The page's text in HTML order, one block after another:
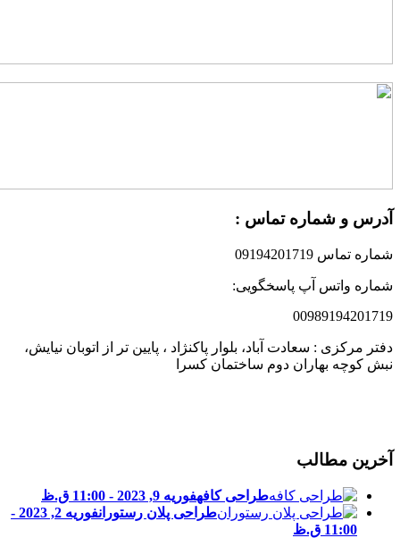
و شماره تماس :
تماس 09194201719
واتس آپ پاسخگویی:
مرکزی : سعادت آباد، بلوار پاکنژاد ، پایین تر از اتوبان نیایش،
کوچه بهاران دوم ساختمان کسرا
مطالب
طراحی کافهفوریه 9, 2023 - 11:00 ق.ظ
طراحی پلان رستوران
فوریه 2, 2023 -
11:00 ق.ظ